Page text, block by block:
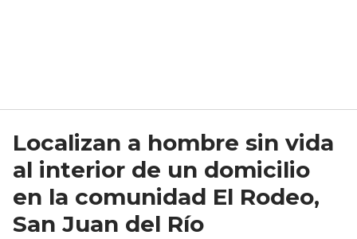
Localizan a hombre sin vida
al interior de un domicilio
en la comunidad El Rodeo,
San Juan del Río